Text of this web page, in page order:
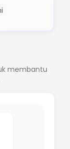
membantu